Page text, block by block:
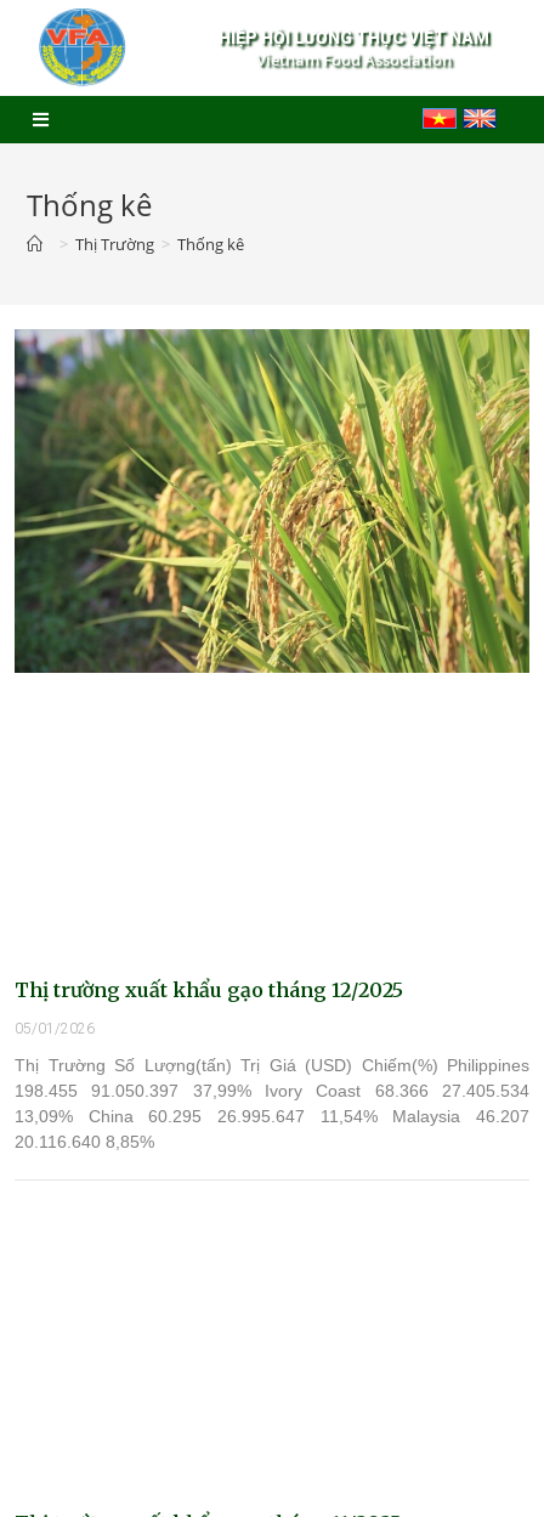
HIỆP HỘI LƯƠNG THỰC VIỆT NAM
Vietnam Food Association
Thống kê
> Thị Trường > Thống kê
Thị trường xuất khẩu gạo tháng 12/2025
05/01/2026
Thị Trường Số Lượng(tấn) Trị Giá (USD) Chiếm(%) Philippines
198.455 91.050.397 37,99% Ivory Coast 68.366 27.405.534
13,09% China 60.295 26.995.647 11,54% Malaysia 46.207
20.116.640 8,85%